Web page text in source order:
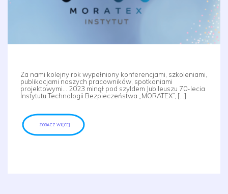
Za nami kolejny rok wypełniony konferencjami, szkoleniami,
publikacjami naszych pracowników, spotkaniami
projektowymi… 2023 minął pod szyldem Jubileuszu 70-lecia
Instytutu Technologii Bezpieczeństwa „MORATEX”, […]
ZOBACZ WIĘCEJ